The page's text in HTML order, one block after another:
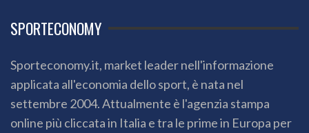
SPORTECONOMY
Sporteconomy.it, market leader nell'informazione
applicata all'economia dello sport, è nata nel
settembre 2004. Attualmente è l'agenzia stampa
online più cliccata in Italia e tra le prime in Europa per